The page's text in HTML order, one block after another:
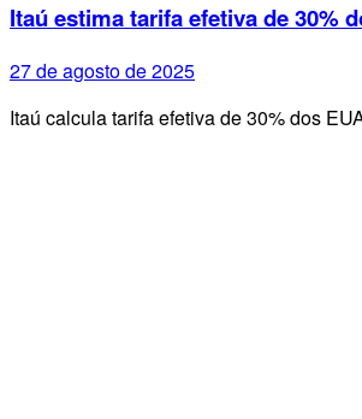
Itaú estima tarifa efetiva de 30%
27 de agosto de 2025
Itaú calcula tarifa efetiva de 30% dos